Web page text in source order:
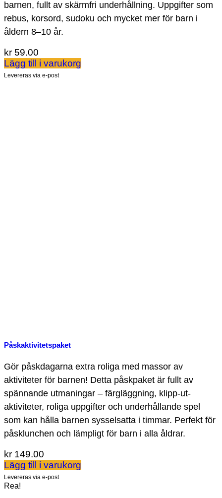
barnen, fullt av skärmfri underhållning. Uppgifter som
rebus, korsord, sudoku och mycket mer för barn i
åldern 8–10 år.
kr 59.00
Lägg till i varukorg
Levereras via e-post
Påskaktivitetspaket
Gör påskdagarna extra roliga med massor av
aktiviteter för barnen! Detta påskpaket är fullt av
spännande utmaningar – färgläggning, klipp-ut-
aktiviteter, roliga uppgifter och underhållande spel
som kan hålla barnen sysselsatta i timmar. Perfekt för
påsklunchen och lämpligt för barn i alla åldrar.
kr 149.00
Lägg till i varukorg
Levereras via e-post
Rea!